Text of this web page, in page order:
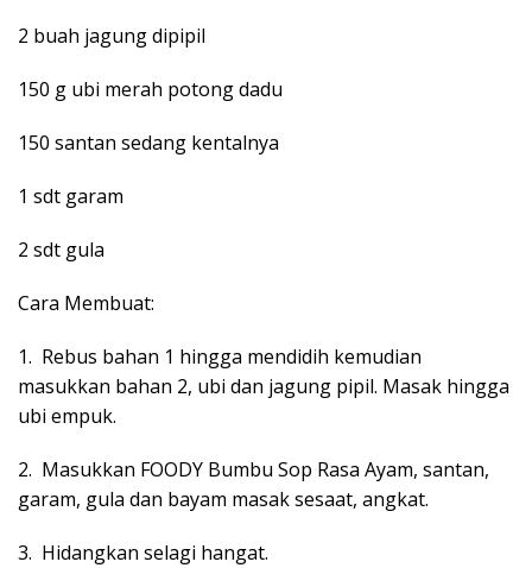
2 buah jagung dipipil
150 g ubi merah potong dadu
150 santan sedang kentalnya
1 sdt garam
2 sdt gula
Cara Membuat:
1. Rebus bahan 1 hingga mendidih kemudian
masukkan bahan 2, ubi dan jagung pipil. Masak hingga
ubi empuk.
2. Masukkan FOODY Bumbu Sop Rasa Ayam, santan,
garam, gula dan bayam masak sesaat, angkat.
3. Hidangkan selagi hangat.